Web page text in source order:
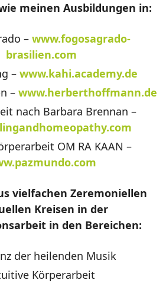
meinen Ausbildungen in:
– www.fogosagrado-
brasilien.com
– www.kahi.academy.de
– www.herberthoffmann.de
nach Barbara Brennan –
OM RA KAAN –
vielfachen Zeremoniellen
Kreisen in der
in den Bereichen:
der heilenden Musik
Körperarbeit